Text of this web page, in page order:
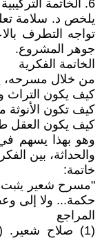
6. الخاتمة التركيبية
تواجه التطرف
جوهر المشروع.
الخاتمة الفكرية
من خلال مسرحه،
كيف يكون التراث
كيف تكون الأنوثة
كيف يكون العقل
وهو بهذا يسهم
والحداثة، بين
خاتمة:
"مسرح شعير يثبت
حكمة... ولا إلى
المراجع